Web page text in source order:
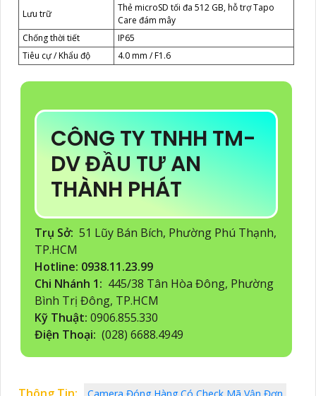
Lưu trữ
Thẻ microSD tối đa 512 GB, hỗ trợ Tapo
Care đám mây
Chống thời tiết
IP65
Tiêu cự / Khẩu độ
4.0 mm / F1.6
CÔNG TY TNHH TM-
DV ĐẦU TƯ AN
THÀNH PHÁT
Trụ Sở: 51 Lũy Bán Bích, Phường Phú Thạnh,
TP.HCM
Hotline: 0938.11.23.99
Chi Nhánh 1: 445/38 Tân Hòa Đông, Phường
Bình Trị Đông, TP.HCM
Kỹ Thuật: 0906.855.330
Điện Thoại: (028) 6688.4949
Thông Tin:
Camera Đóng Hàng Có Check Mã Vận Đơn